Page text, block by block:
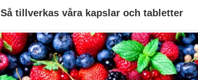
Så tillverkas våra kapslar och tabletter